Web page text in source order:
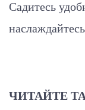
Садитесь
ЧИТАЙТЕ